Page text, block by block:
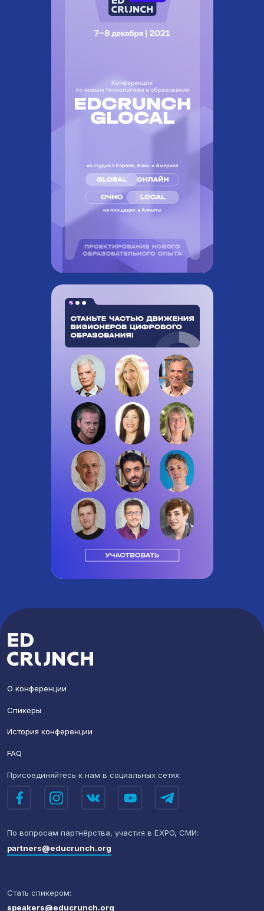
О конференции
Спикеры
История конференции
FAQ
Присоединяйтесь к намв социальных сетях:
По вопросам партнёрства, участия в EXPO, СМИ:
partners@educrunch.org
Стать спикером:
speakers@educrunch.org